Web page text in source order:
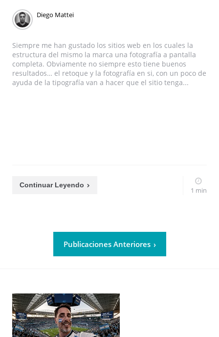
Diego Mattei
Siempre me han gustado los sitios web en los cuales la
estructura del mismo la marca una fotografía a pantalla
completa. Obviamente no siempre esto tiene buenos
resultados… el retoque y la fotografía en si, con un poco de
ayuda de la tipografía van a hacer que el sitio tenga...
Continuar Leyendo
1 min
Publicaciones Anteriores